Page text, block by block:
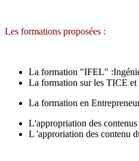
Les formations proposées :
La formation "IFEL"
La formation sur les TICE
La formation en
L'appropriation des
L 'approriation des contenu